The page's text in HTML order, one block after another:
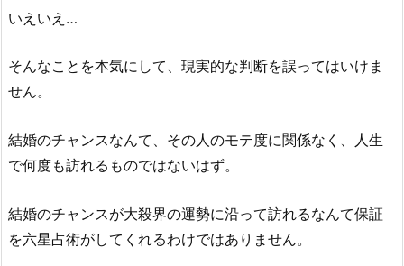
いえいえ…
そんなことを本気にして、現実的な判断を誤ってはいけま
せん。
結婚のチャンスなんて、その人のモテ度に関係なく、人生
で何度も訪れるものではないはず。
結婚のチャンスが大殺界の運勢に沿って訪れるなんて保証
を六星占術がしてくれるわけではありません。